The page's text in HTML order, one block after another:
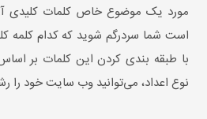
مورد یک موضوع خاص کلمات کلیدی
است شما سردرگم شوید که کدام کلمه
با طبقه بندی کردن این کلمات بر
نوع اعداد، می‌توانید وب سایت خود را